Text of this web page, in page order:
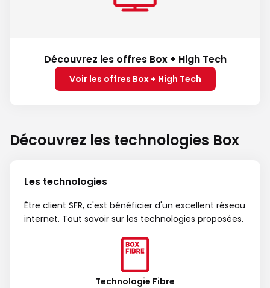
Découvrez les offres Box + High Tech
Voir les offres Box + High Tech
Découvrez les technologies Box
Les technologies
Être client SFR, c'est bénéficier d'un excellent réseau
internet. Tout savoir sur les technologies proposées.
Technologie Fibre